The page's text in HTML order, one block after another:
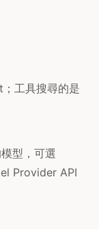
工具搜尋的是
型，可選
Provider API